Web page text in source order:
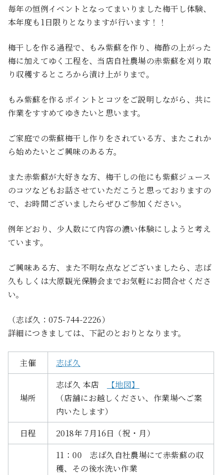
毎年の恒例イベントとなってまいりました梅干し体験、
本年度も1日限りとなりますが行います！！
梅干しを作る過程で、もみ紫蘇を作り、梅酢の上がった
梅に加えてゆく工程を、当店自社農場の赤紫蘇を刈り取
り収穫するところから漬け上がりまで。
もみ紫蘇を作るポイントとコツをご説明しながら、共に
作業をすすめてゆきたいと思います。
ご家庭での紫蘇梅干し作りをされている方、またこれか
ら始めたいとご興味のある方。
また赤紫蘇が大好きな方、梅干しの他にも紫蘇ジュース
のコツなどもお話させていただこうと思っておりますの
で、お時間ございましたらぜひご参加ください。
例年どおり、少人数にて内容の濃い体験にしようと考え
ています。
ご興味ある方、また不明な点などございましたら、志ば
久もしくは大原観光保勝会までお気軽にお問合せくださ
い。
（志ば久：075-744-2226）
詳細につきましては、下記のとおりとなります。
主催 志ば久
場所
志ば久 本店
【地図】
（店舗にお越しください、作業場へご案
内いたします）
日程
2018年 7月16日（祝・月）
11：00 志ば久自社農場にて赤紫蘇の収
穫、その後水洗い作業